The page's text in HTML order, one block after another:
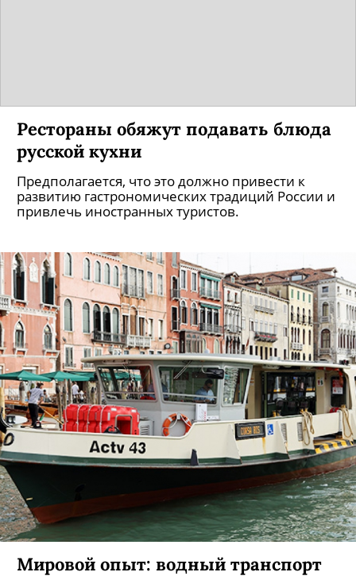
Рестораны обяжут подавать блюда
русской кухни
Предполагается, что это должно привести к
развитию гастрономических традиций России и
привлечь иностранных туристов.
Мировой опыт: водный транспорт